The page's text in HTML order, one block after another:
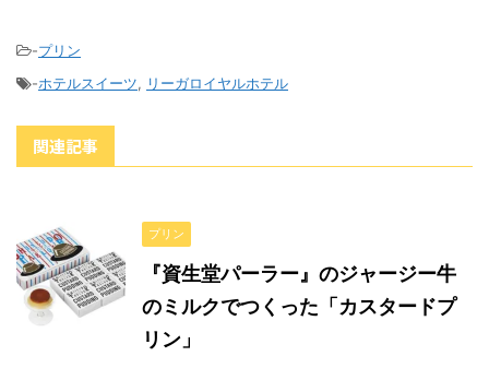
-プリン
-ホテルスイーツ, リーガロイヤルホテル
関連記事
プリン
『資生堂パーラー』のジャージー牛
のミルクでつくった「カスタードプ
リン」